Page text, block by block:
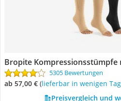
Bropite Kompressionsstümpfe
5305 Bewertungen
ab 57,00 € ( Lieferbar in wenigen
Preisvergleich und